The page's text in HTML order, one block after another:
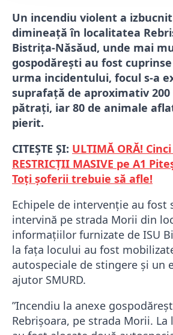
Un incendiu violent a
dimineață în localitatea
Bistrița-Năsăud, unde mai
gospodărești au fost
urma incidentului, focul s-a
suprafață de aproximativ
pătrați, iar 80 de animale
pierit.
CITEȘTE ȘI: ULTIMĂ ORĂ!
RESTRICȚII MASIVE pe A1
Toți șoferii trebuie să afle!
Echipele de intervenție au fost
intervină pe strada Morii din
informațiilor furnizate de ISU
la fața locului au fost
autospeciale de stingere și un
ajutor SMURD.
”Incendiu la anexe
Rebrişoara, pe strada Morii.